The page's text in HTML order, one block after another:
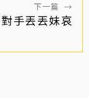
下一篇 →
手丟丟妹哀